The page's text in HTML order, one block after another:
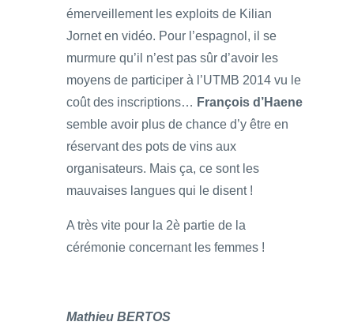
émerveillement les exploits de Kilian
Jornet en vidéo. Pour l’espagnol, il se
murmure qu’il n’est pas sûr d’avoir les
moyens de participer à l’UTMB 2014 vu le
coût des inscriptions… François d’Haene
semble avoir plus de chance d’y être en
réservant des pots de vins aux
organisateurs. Mais ça, ce sont les
mauvaises langues qui le disent !
A très vite pour la 2è partie de la
cérémonie concernant les femmes !
Mathieu BERTOS